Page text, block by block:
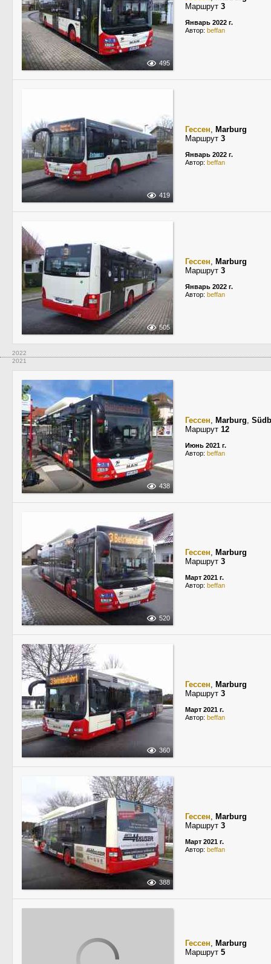
495
Маршрут 3
Январь 2022 г.
Автор: beffan
419
Гессен, Marburg
Маршрут 3
Январь 2022 г.
Автор: beffan
505
Гессен, Marburg
Маршрут 3
Январь 2022 г.
Автор: beffan
2022
2021
438
Гессен, Marburg,
Маршрут 12
Июнь 2021 г.
Автор: beffan
520
Гессен, Marburg
Маршрут 3
Март 2021 г.
Автор: beffan
360
Гессен, Marburg
Маршрут 3
Март 2021 г.
Автор: beffan
388
Гессен, Marburg
Маршрут 3
Март 2021 г.
Автор: beffan
Гессен, Marburg
Маршрут 5